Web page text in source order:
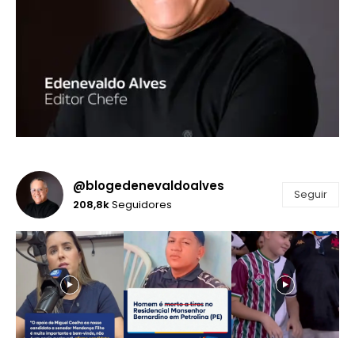
@blogedenevaldoalves
208,8kSeguidores
Seguir